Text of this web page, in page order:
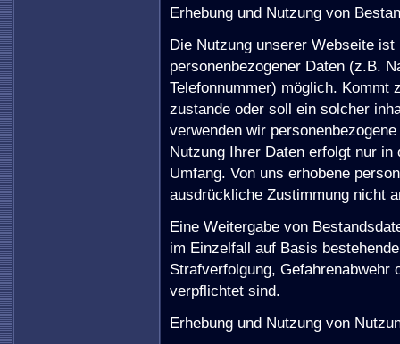
Erhebung und Nutzung von
Die Nutzung unserer Webseite
personenbezogener Daten (z.B.
Telefonnummer) möglich. Kommt
zustande oder soll ein solcher
verwenden wir
Nutzung Ihrer Daten erfolgt nur
Umfang. Von uns erhobene
ausdrückliche Zustimmung nicht
Eine Weitergabe von
im Einzelfall auf Basis
Strafverfolgung,
verpflichtet sind.
Erhebung und Nutzung von